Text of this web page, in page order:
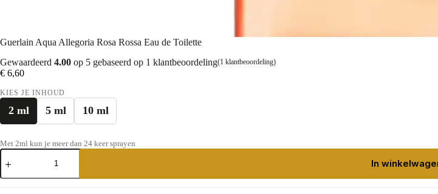
Guerlain Aqua Allegoria Rosa Rossa Eau de Toilette
Gewaardeerd 4.00 op 5 gebaseerd op 1 klantbeoordeling(1 klantbeoordeling)
€ 6,60
KIES JE INHOUD
2 ml 5 ml 10 ml
Met 2ml kun je meer dan 24 keer sprayen
Guerlain
Aqua
In